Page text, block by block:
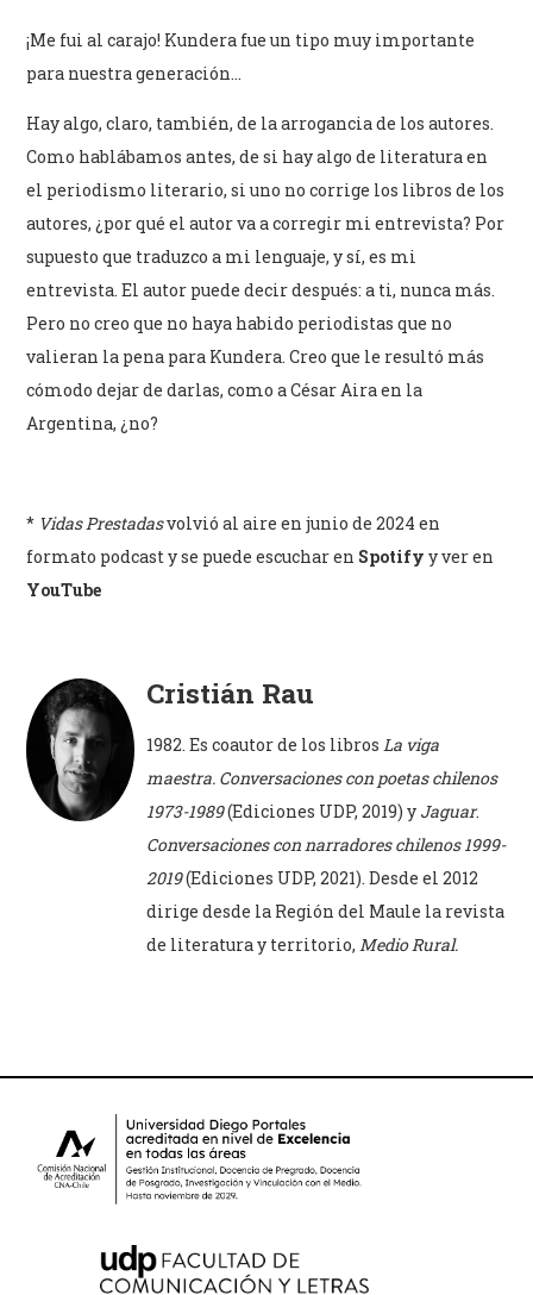
¡Me fui al carajo! Kundera fue un tipo muy importante
para nuestra generación…
Hay algo, claro, también, de la arrogancia de los autores.
Como hablábamos antes, de si hay algo de literatura en
el periodismo literario, si uno no corrige los libros de los
autores, ¿por qué el autor va a corregir mi entrevista? Por
supuesto que traduzco a mi lenguaje, y sí, es mi
entrevista. El autor puede decir después: a ti, nunca más.
Pero no creo que no haya habido periodistas que no
valieran la pena para Kundera. Creo que le resultó más
cómodo dejar de darlas, como a César Aira en la
Argentina, ¿no?
* Vidas Prestadasvolvió al aire en junio de 2024 en
formato podcast y se puede escuchar en Spotify y ver en
YouTube
Cristián Rau
1982. Es coautor de los libros La viga
maestra. Conversaciones con poetas chilenos
1973-1989(Ediciones UDP, 2019) y Jaguar.
Conversaciones con narradores chilenos 1999-
2019(Ediciones UDP, 2021). Desde el 2012
dirige desde la Región del Maule la revista
de literatura y territorio, Medio Rural.